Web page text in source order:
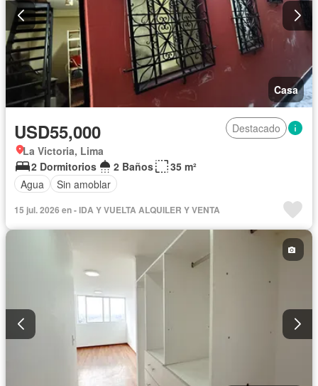
Casa
USD55,000
Destacado
La Victoria, Lima
2 Dormitorios
2 Baños
35 m²
Agua
Sin amoblar
15 jul. 2026 en - IDA Y VUELTA ALQUILER Y VENTA